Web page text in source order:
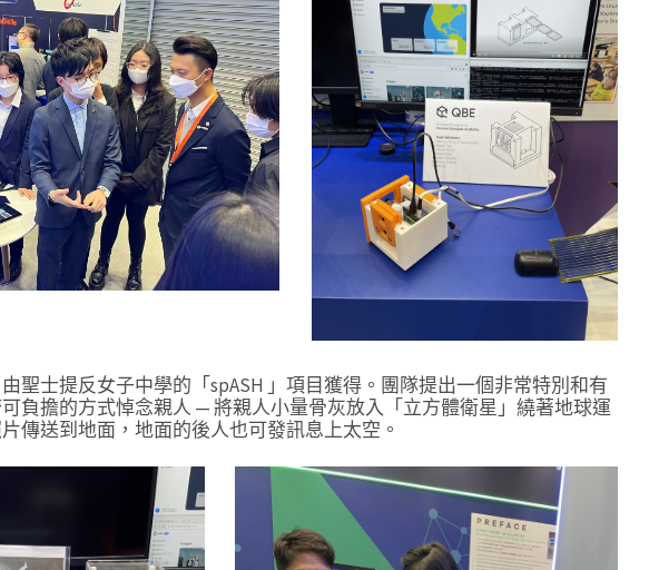
由聖士提反女子中學的「spASH 」項目獲得。團隊提出一個非常特別和有
負擔的方式悼念親人 — 將親人小量骨灰放入「立方體衛星」繞著地球運
傳送到地面，地面的後人也可發訊息上太空。